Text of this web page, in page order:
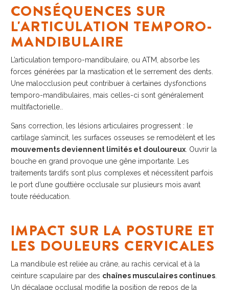
CONSÉQUENCES SUR
L'ARTICULATION TEMPORO-
MANDIBULAIRE
L’articulation temporo-mandibulaire, ou ATM, absorbe les
forces générées par la mastication et le serrement des dents.
Une malocclusion peut contribuer à certaines dysfonctions
temporo-mandibulaires, mais celles-ci sont généralement
multifactorielle..
Sans correction, les lésions articulaires progressent : le
cartilage s’amincit, les surfaces osseuses se remodèlent et les
mouvements deviennent limités et douloureux. Ouvrir la
bouche en grand provoque une gêne importante. Les
traitements tardifs sont plus complexes et nécessitent parfois
le port d’une gouttière occlusale sur plusieurs mois avant
toute rééducation.
IMPACT SUR LA POSTURE ET
LES DOULEURS CERVICALES
La mandibule est reliée au crâne, au rachis cervical et à la
ceinture scapulaire par des chaînes musculaires continues.
Un décalage occlusal modifie la position de repos de la